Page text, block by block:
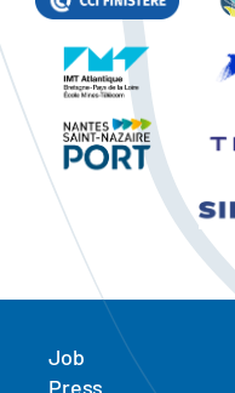
Job
Press